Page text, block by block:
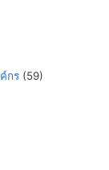
กร (59)